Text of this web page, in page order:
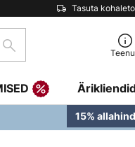
Tasuta
Otsi
15%